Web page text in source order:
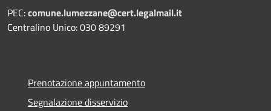
PEC:comune.lumezzane@cert.legalmail.it
Centralino Unico: 030 89291
Prenotazione appuntamento
Segnalazione disservizio